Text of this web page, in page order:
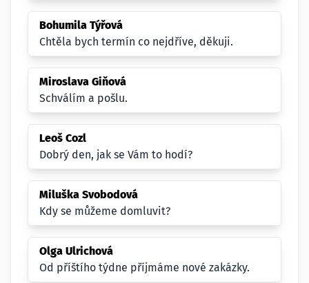
Bohumila Týřová
Chtěla bych termín co nejdříve, děkuji.
Miroslava Giňová
Schválím a pošlu.
Leoš Cozl
Dobrý den, jak se Vám to hodí?
Miluška Svobodová
Kdy se můžeme domluvit?
Olga Ulrichová
Od příštího týdne příjmáme nové zakázky.